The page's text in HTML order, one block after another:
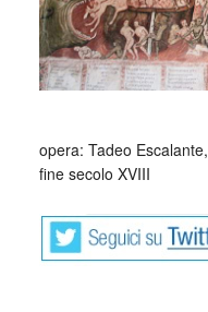
opera: Tadeo Escalante,
fine secolo XVIII